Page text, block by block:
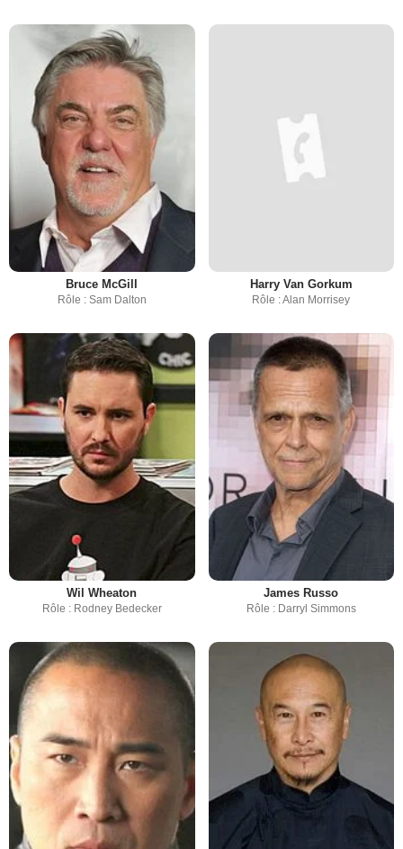
Bruce McGill
Rôle : Sam Dalton
Harry Van Gorkum
Rôle : Alan Morrisey
Wil Wheaton
Rôle : Rodney Bedecker
James Russo
Rôle : Darryl Simmons